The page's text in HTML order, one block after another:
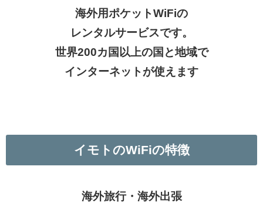
海外用ポケットWiFiの
レンタルサービスです。
世界200カ国以上の国と地域で
インターネットが使えます
イモトのWiFiの特徴
海外旅行・海外出張